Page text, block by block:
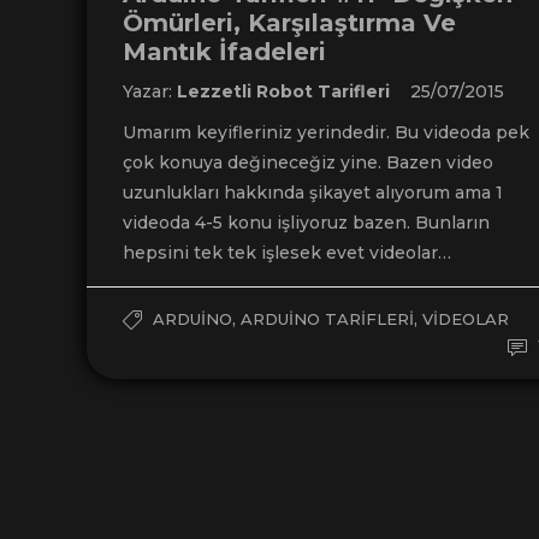
Ömürleri, Karşılaştırma Ve
Mantık İfadeleri
Yazar: Lezzetli Robot Tarifleri
25/07/2015
Umarım keyifleriniz yerindedir. Bu videoda pek
çok konuya değineceğiz yine. Bazen video
uzunlukları hakkında şikayet alıyorum ama 1
videoda 4-5 konu işliyoruz bazen. Bunların
hepsini tek tek işlesek evet videolar…
ARDUINO, ARDUINO TARIFLERI, VIDEOLAR